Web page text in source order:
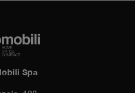
Spa